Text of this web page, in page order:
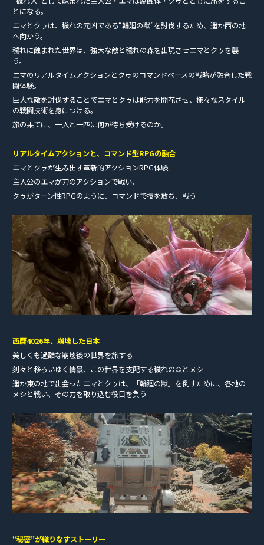
とになる。
エマとクゥは、穢れの元凶である“輪廻の獣”を討伐するため、遥か西の地
へ向かう。
穢れに蝕まれた世界は、強大な敵と穢れの森を出現させエマとクゥを襲
う。
エマのリアルタイムアクションとクゥのコマンドベースの戦略が融合した戦
闘体験。
巨大な敵を討伐することでエマとクゥは能力を開花させ、様々なスタイル
の戦闘技術を身につける。
旅の果てに、一人と一匹に何が待ち受けるのか。
リアルタイムアクションと、コマンド型RPGの融合
エマとクゥが生み出す革新的アクションRPG体験
主人公のエマが刀のアクションで戦い、
クゥがターン性RPGのように、コマンドで技を放ち、戦う
西暦4026年、崩壊した日本
美しくも過酷な崩壊後の世界を旅する
刻々と移ろいゆく情景、この世界を支配する穢れの森とヌシ
遥か東の地で出会ったエマとクゥは、「輪廻の獣」を倒すために、各地の
ヌシと戦い、その力を取り込む役目を負う
“秘密”が織りなすストーリー